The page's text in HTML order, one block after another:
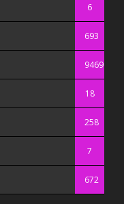
6
693
9469
18
258
7
672